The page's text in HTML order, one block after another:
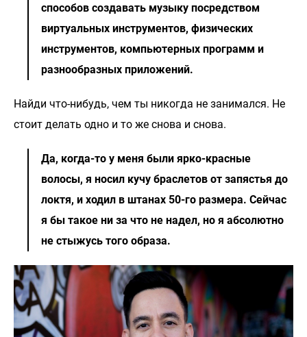
способов создавать музыку посредством
виртуальных инструментов, физических
инструментов, компьютерных программ и
разнообразных приложений.
Найди что-нибудь, чем ты никогда не занимался. Не
стоит делать одно и то же снова и снова.
Да, когда-то у меня были ярко-красные
волосы, я носил кучу браслетов от запястья до
локтя, и ходил в штанах 50-го размера. Сейчас
я бы такое ни за что не надел, но я абсолютно
не стыжусь того образа.